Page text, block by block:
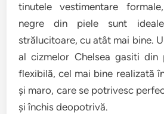
tinutele vestimentare
negre din piele sunt
strălucitoare, cu atât mai bine.
al cizmelor Chelsea gasiti din
flexibilă, cel mai bine realizată
și maro, care se potrivesc
și închis deopotrivă.